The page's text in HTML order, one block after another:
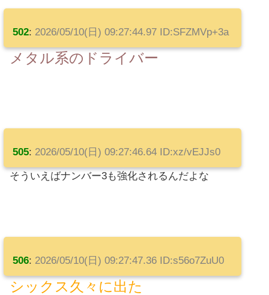
502: 2026/05/10(日) 09:27:44.97 ID:SFZMVp+3a
メタル系のドライバー
505: 2026/05/10(日) 09:27:46.64 ID:xz/vEJJs0
そういえばナンバー3も強化されるんだよな
506: 2026/05/10(日) 09:27:47.36 ID:s56o7ZuU0
シックス久々に出た